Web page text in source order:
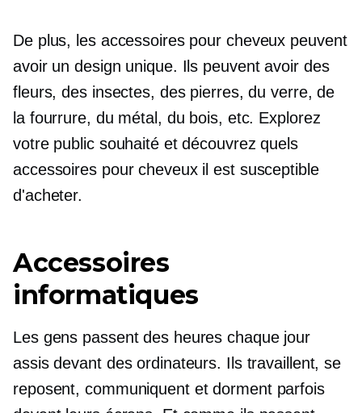
De plus, les accessoires pour cheveux peuvent
avoir un design unique. Ils peuvent avoir des
fleurs, des insectes, des pierres, du verre, de
la fourrure, du métal, du bois, etc. Explorez
votre public souhaité et découvrez quels
accessoires pour cheveux il est susceptible
d'acheter.
Accessoires
informatiques
Les gens passent des heures chaque jour
assis devant des ordinateurs. Ils travaillent, se
reposent, communiquent et dorment parfois